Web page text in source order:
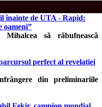
înainte de UTA - Rapid:
oameni”
să răbufnească
perfect al revelației
din preliminariile